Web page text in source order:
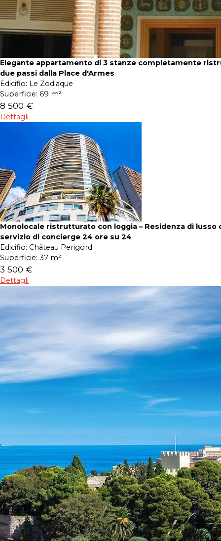
Elegante appartamento di 3 stanze completamente
due passi dalla Place d'Armes
Edicifio: Le Zodiaque
Superficie: 69 m²
8 500 €
Dettagli
Monolocale ristrutturato con loggia – Residenza di lusso
servizio di concierge 24 ore su 24
Edicifio: Château Perigord
Superficie: 37 m²
3 500 €
Dettagli